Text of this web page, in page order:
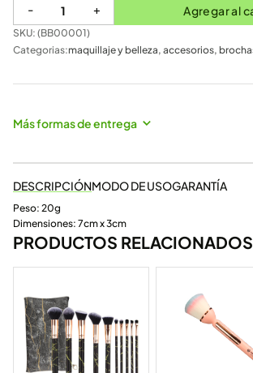
- + Agregar al
SKU: (BB00001)
Categorias:maquillaje y belleza, accesorios,
Más formas de entrega
DESCRIPCIÓNMODO DE USOGARANTÍA
Peso: 20g
Dimensiones: 7cm x 3cm
PRODUCTOS RELACIONADOS